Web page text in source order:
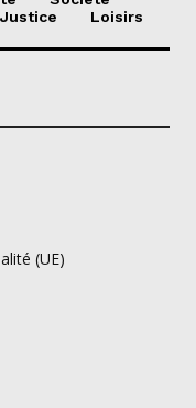
Justice Loisirs
(UE)